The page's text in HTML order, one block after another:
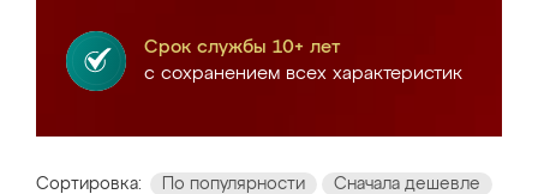
Срок службы 10+ лет
с сохранением всех характеристик
Сортировка: По популярности
Сначала дешевле